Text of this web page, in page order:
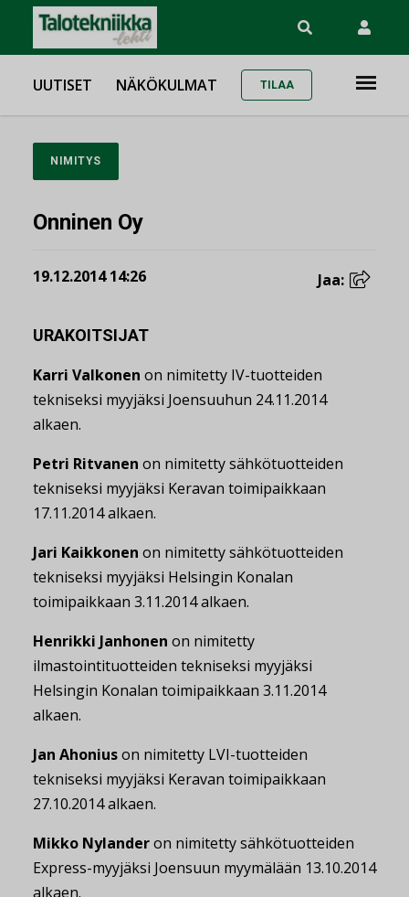
UUTISET NÄKÖKULMAT TILAA
NIMITYS
Onninen Oy
19.12.2014 14:26 Jaa:
URAKOITSIJAT
Karri Valkonen on nimitetty IV-tuotteiden
tekniseksi myyjäksi Joensuuhun 24.11.2014
alkaen.
Petri Ritvanen on nimitetty sähkötuotteiden
tekniseksi myyjäksi Keravan toimipaikkaan
17.11.2014 alkaen.
Jari Kaikkonen on nimitetty sähkötuotteiden
tekniseksi myyjäksi Helsingin Konalan
toimipaikkaan 3.11.2014 alkaen.
Henrikki Janhonen on nimitetty
ilmastointituotteiden tekniseksi myyjäksi
Helsingin Konalan toimipaikkaan 3.11.2014
alkaen.
Jan Ahoniuson nimitetty LVI-tuotteiden
tekniseksi myyjäksi Keravan toimipaikkaan
27.10.2014 alkaen.
Mikko Nylanderon nimitetty sähkötuotteiden
Express-myyjäksi Joensuun myymälään 13.10.2014
alkaen.